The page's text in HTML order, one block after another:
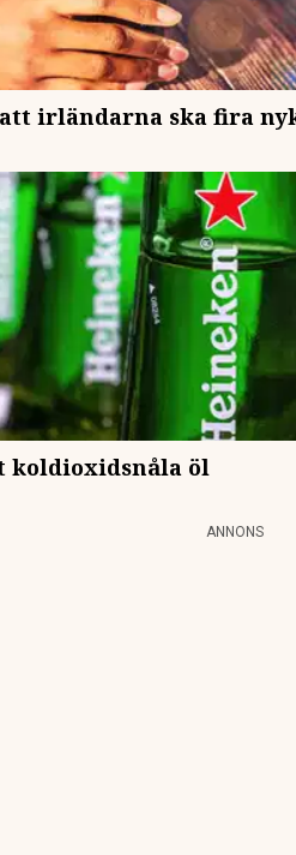
irländarna ska fira
koldioxidsnåla öl
ANNONS